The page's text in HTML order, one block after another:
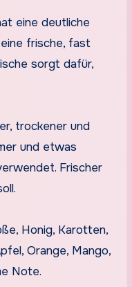
eine deutliche
frische, fast
sorgt dafür,
trockener und
und etwas
Frischer
Honig, Karotten,
Orange, Mango,
Note.